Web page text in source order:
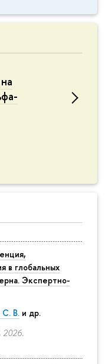
в глобальных
Экспертно-
С. В. и др.